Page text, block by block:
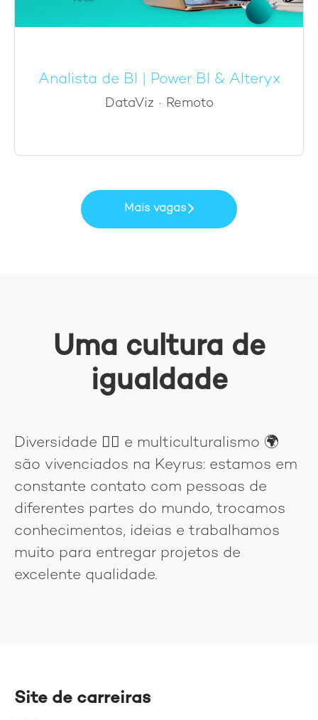
Analista de BI | Power BI & Alteryx
DataViz · Remoto
Mais vagas
Uma cultura de
igualdade
Diversidade 🏳‍🌈 e multiculturalismo 🌍
são vivenciados na Keyrus: estamos em
constante contato com pessoas de
diferentes partes do mundo, trocamos
conhecimentos, ideias e trabalhamos
muito para entregar projetos de
excelente qualidade.
Site de carreiras